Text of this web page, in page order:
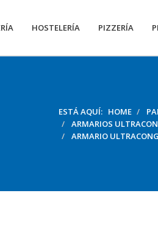
HOSTELERÍA PIZZERÍA
ESTÁ AQUÍ: HOME
ARMARIOS
ARMARIO